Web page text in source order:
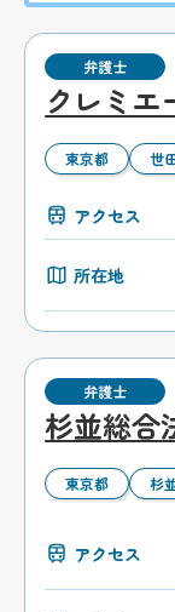
弁護士
クレミエ
東京都 世
アクセス
所在地
弁護士
杉並総合
東京都 杉
アクセス